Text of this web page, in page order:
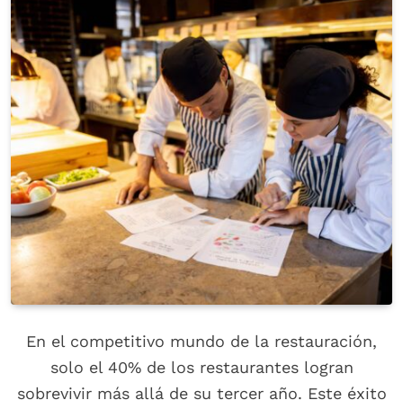
En el competitivo mundo de la restauración,
solo el 40% de los restaurantes logran
sobrevivir más allá de su tercer año. Este éxito